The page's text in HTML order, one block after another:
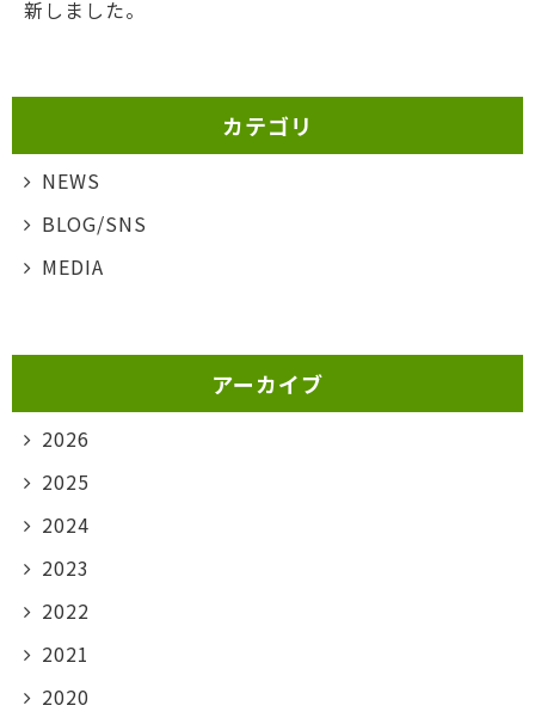
新しました。
カテゴリ
NEWS
BLOG/SNS
MEDIA
アーカイブ
2026
2025
2024
2023
2022
2021
2020